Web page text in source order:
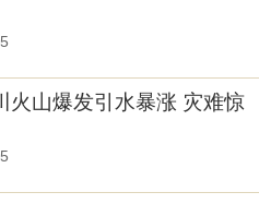
火山爆发引水暴涨 灾难惊